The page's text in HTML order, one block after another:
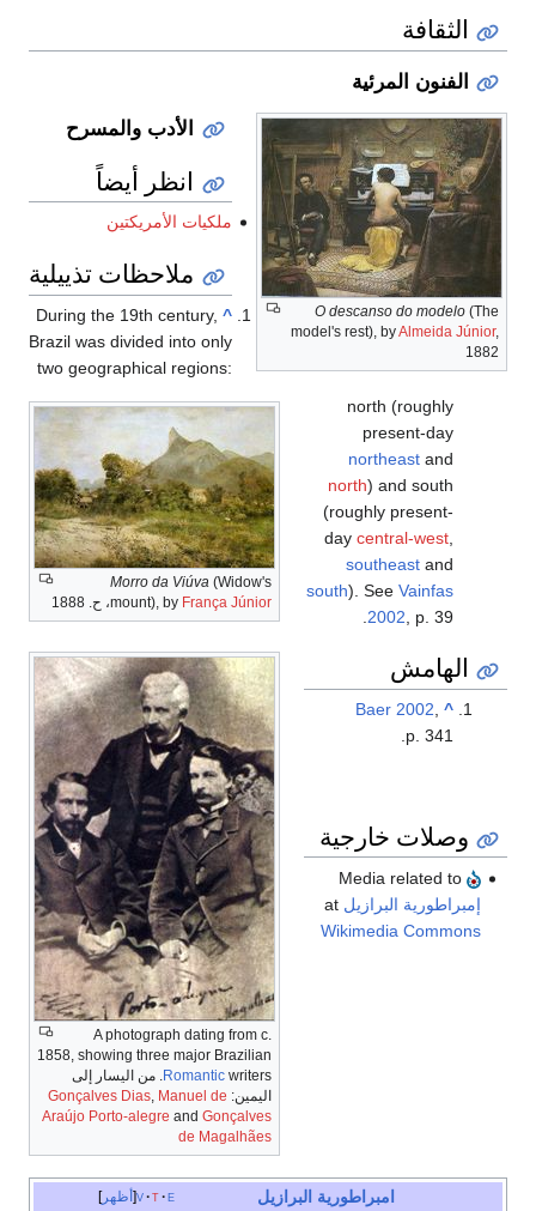
الثقافة
الفنون المرئية
O descanso do modelo (The
model's rest), byAlmeida Júnior,
1882
Morro da Viúva (Widow's
mount), by França Júnior ، ح. 1888
الأدب والمسرح
A photograph dating from c.
1858, showing three major Brazilian
Romanticwriters. من اليسار إلى
اليمين:
Gonçalves Dias, Manuel de
Araújo Porto-alegre and Gonçalves
de Magalhães
انظر أيضاً
ملكيات الأمريكتين
ملاحظات تذييلية
^
During the 19th century,
Brazil was divided into only
two geographical regions:
north (roughly
present-day
northeast and
north) and south
(roughly present-
daycentral-west
southeast and
south). SeeVainfas
2002 , p. 39.
الهامش
^
Baer 2002
p. 341.
وصلات خارجية
Media related to
إمبراطورية البرازيل at
Wikimedia Commons
أظهر v t e امبراطورية البرازيل